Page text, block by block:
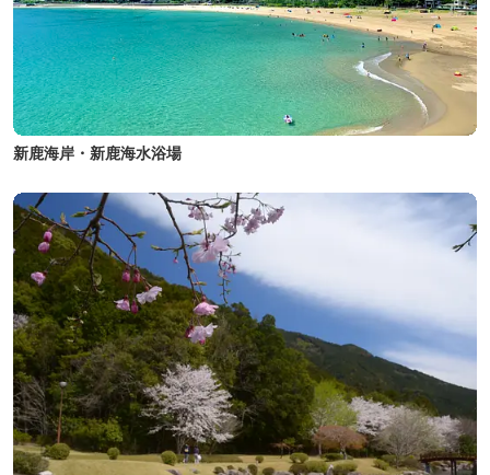
新鹿海岸・新鹿海水浴場